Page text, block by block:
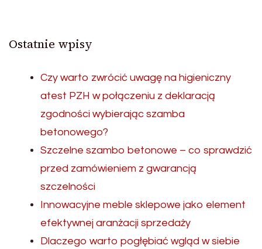
Ostatnie wpisy
Czy warto zwrócić uwagę na higieniczny
atest PZH w połączeniu z deklaracją
zgodności wybierając szamba
betonowego?
Szczelne szambo betonowe – co sprawdzić
przed zamówieniem z gwarancją
szczelności
Innowacyjne meble sklepowe jako element
efektywnej aranżacji sprzedaży
Dlaczego warto pogłębiać wgląd w siebie